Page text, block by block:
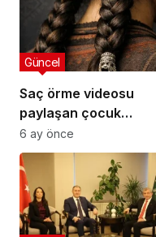
karıştı, muhtar
hakkında görevden
alma süreci başlatıldı
Saç örme videosu
paylaşan çocuk
tutuklandı
Güncel
6 ay önce